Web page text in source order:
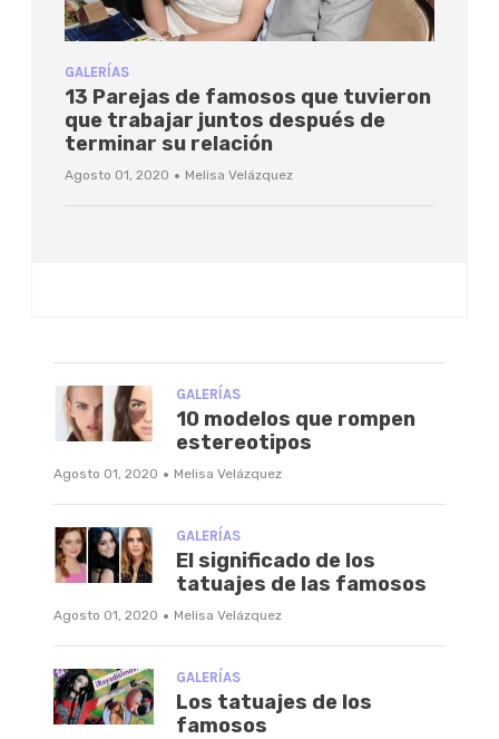
GALERÍAS
13 Parejas de famosos que tuvieron
que trabajar juntos después de
terminar su relación
Agosto 01, 2020 · Melisa Velázquez
GALERÍAS
10 modelos que rompen
estereotipos
Agosto 01, 2020 · Melisa Velázquez
GALERÍAS
El significado de los
tatuajes de las famosos
Agosto 01, 2020 · Melisa Velázquez
GALERÍAS
Los tatuajes de los
famosos